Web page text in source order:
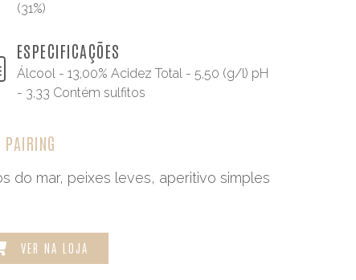
(31%)
ESPECIFICAÇÕES
Álcool - 13,00% Acidez Total - 5,50 (g/l) pH
- 3,33 Contém sulfitos
PAIRING
do mar, peixes leves, aperitivo simples
VER NA LOJA